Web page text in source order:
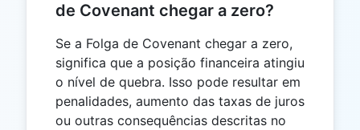
de Covenant chegar a zero?
Se a Folga de Covenant chegar a zero,
significa que a posição financeira atingiu
o nível de quebra. Isso pode resultar em
penalidades, aumento das taxas de juros
ou outras consequências descritas no